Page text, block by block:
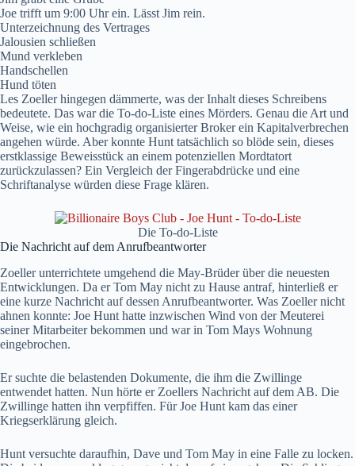
Joe trifft um 9:00 Uhr ein. Lässt Jim rein.
Unterzeichnung des Vertrages
Jalousien schließen
Mund verkleben
Handschellen
Hund töten
Les Zoeller hingegen dämmerte, was der Inhalt dieses Schreibens
bedeutete. Das war die To-do-Liste eines Mörders. Genau die Art und
Weise, wie ein hochgradig organisierter Broker ein Kapitalverbrechen
angehen würde. Aber konnte Hunt tatsächlich so blöde sein, dieses
erstklassige Beweisstück an einem potenziellen Mordtatort
zurückzulassen? Ein Vergleich der Fingerabdrücke und eine
Schriftanalyse würden diese Frage klären.
Die To-do-Liste
Die Nachricht auf dem Anrufbeantworter
Zoeller unterrichtete umgehend die May-Brüder über die neuesten
Entwicklungen. Da er Tom May nicht zu Hause antraf, hinterließ er
eine kurze Nachricht auf dessen Anrufbeantworter. Was Zoeller nicht
ahnen konnte: Joe Hunt hatte inzwischen Wind von der Meuterei
seiner Mitarbeiter bekommen und war in Tom Mays Wohnung
eingebrochen.
Er suchte die belastenden Dokumente, die ihm die Zwillinge
entwendet hatten. Nun hörte er Zoellers Nachricht auf dem AB. Die
Zwillinge hatten ihn verpfiffen. Für Joe Hunt kam das einer
Kriegserklärung gleich.
Hunt versuchte daraufhin, Dave und Tom May in eine Falle zu locken.